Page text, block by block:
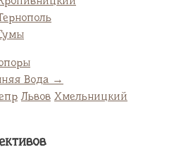
Вода →
Львов Хмельницкий